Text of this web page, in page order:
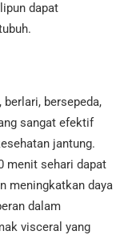
dapat
bersepeda,
sangat efektif
jantung.
menit sehari dapat
meningkatkan daya
dalam
visceral yang